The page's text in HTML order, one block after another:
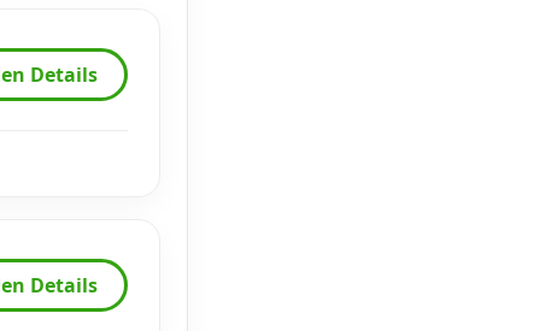
Details
Details